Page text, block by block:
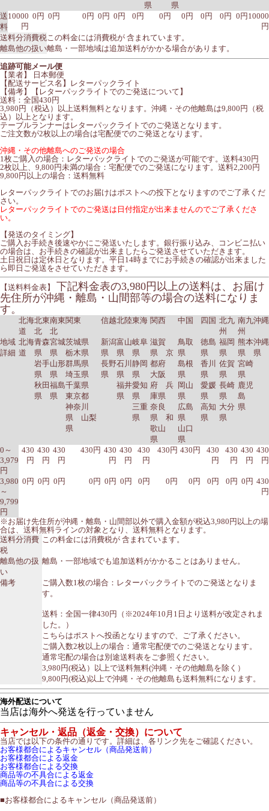
県
県
送
料
10000
円
0円 0円 0円 0円 0円 0円 0円 0円 0円 0円 0円 10000
円
送料分消費税この料金には消費税が 含まれています。
離島他の扱い離島・一部地域は追加送料がかかる場合があります。
追跡可能メール便
【業者】 日本郵便
【配送サービス名】レターパックライト
【備考】【レターパックライトでのご発送について】
送料：全国430円
3,980円（税込）以上送料無料となります。沖縄・その他離島は9,800円（税
込）以上となります。
テーブルランナーはレターパックライトでのご発送となります。
ご注文数が2枚以上の場合は宅配便でのご発送となります。
沖縄・その他離島へのご発送の場合
1枚ご購入の場合：レターパックライトでのご発送が可能です。送料430円
2枚以上、9,800円未満の場合：宅配便でのご発送になります。送料2,200円
9,800円以上の場合：送料無料
レターパックライトでのお届けはポストへの投下となりますのでご了承くだ
さい。
レターパックライトでのご発送は日付指定が出来ませんのでご了承くださ
い。
【発送のタイミング】
ご購入お手続き後速やかにご発送いたします。銀行振り込み、コンビニ払い
の場合は、お手続きの確認が出来ましたらご発送させていただきます。
土日祝日は定休日となります。平日14時までにお手続きの確認が出来ました
ら即日ご発送をさせていただきます。
【送料料金表】
下記料金表の3,980円以上の送料は、お届け
先住所が沖縄・離島・山間部等の場合の送料になりま
す。
北海
道
北東
北
南東
北
関東 信越北陸東海 関西 中国 四国 北九
州
南九
州
沖縄
地域
詳細
北海
道
青森
県
岩手
県
秋田
県
宮城
県
山形
県
福島
県
茨城県
栃木県
群馬県
埼玉県
千葉県
東京都
神奈川
県 山梨
県
新潟
県
長野
県
富山
県
石川
県
福井
県
岐阜
県
静岡
県
愛知
県
三重
県
滋賀
県 京
都府
大阪
府 兵
庫県
奈良
県 和
歌山
県
鳥取
県
島根
県
岡山
県
広島
県
山口
県
徳島
県
香川
県
愛媛
県
高知
県
福岡
県
佐賀
県
長崎
県
大分
県
熊本
県
宮崎
県
鹿児
島
県
沖縄
県
0～
3,979
円
430
円
430
円
430
円
430円 430
円
430
円
430
円
430円 430円
430
円
430
円
430
円
430
円
3,980
～
9,799
円
0円 0円 0円 0円 0円 0円 0円 0円 0円 0円 0円 0円 430
円
※お届け先住所が沖縄・離島・山間部以外で購入金額が税込3,980円以上の場
合は、送料無料ラインの対象となり、送料無料となります。
送料分消費
税
この料金には消費税が 含まれています。
離島他の扱
い
離島・一部地域でも追加送料がかかることはありません。
備考
ご購入数1枚の場合：レターパックライトでのご発送となりま
す。
送料：全国一律430円（※2024年10月1日より送料が改定されま
した。）
こちらはポストへ投函となりますので、ご了承ください。
ご購入数2枚以上の場合：通常宅配便でのご発送となります。
通常宅配の場合は別途送料表をご参照ください。
3,980円(税込）以上で送料無料(沖縄・その他離島を除く）
9,800円(税込)以上で沖縄・その他離島も送料無料になります。
海外配送について
当店は海外へ発送を行っていません
キャンセル・返品（返金・交換）について
当店では以下の条件の通りです。詳細は、各リンク先をご確認ください。
お客様都合によるキャンセル（商品発送前）
お客様都合による返金
お客様都合による交換
商品等の不具合による返金
商品等の不具合による交換
■お客様都合によるキャンセル（商品発送前）